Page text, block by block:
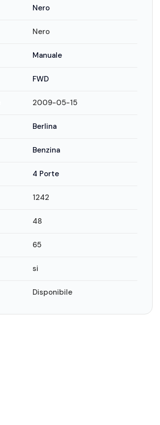
Nero
Nero
Manuale
FWD
2009-05-15
Berlina
Benzina
4 Porte
1242
48
65
si
Disponibile